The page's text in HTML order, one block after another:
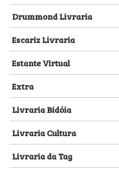
Drummond Livraria
Escariz Livraria
Estante Virtual
Extra
Livraria Bidóia
Livraria Cultura
Livraria da Tag